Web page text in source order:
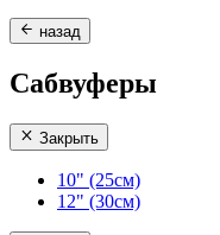
назад
Сабвуферы
Закрыть
10" (25см)
12" (30см)